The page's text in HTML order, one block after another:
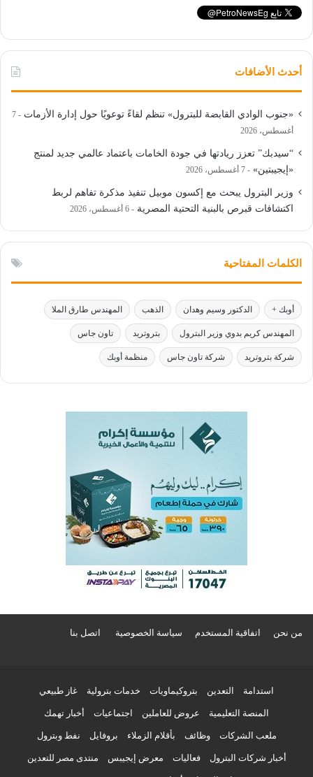
أحدث الأضافات
«جنوب الوادي القابضة للبترول» تنظم لقاءً توعويًا حول إدارة الأزمات
7
أغسطس، 2026
“سيدبك” تعزز ريادتها في جودة الخامات باعتماد عالمي جديد لمنتج
«إيجيبتين»
7 أغسطس، 2026
وزير البترول يبحث مع إكسون موبيل تنفيذ مذكرة تفاهم لربط
اكتشافات قبرص بالبنية التحتية المصرية
6 أغسطس، 2026
الكلمات المفتاحية
أوبك + الدكتور وسيم وهدان الذهب المهندس طارق الملا
المهندس كريم بدوي وزير البترول بتروتريد تاون جاس
شركة بتروتريد شركة تاون جاس منظمة أوبك
من نحن اتفاقية المستخدم سياسة الخصوصية اتصل بنا
استدامة التعدين بتروكيماويات خدمات بترولية غاز طبيعي
المنصة التعليمية عروض للعاملين اجتماعيات أخبار تهمك
ملعب الشركات وظائف بأقلام الزملاء بروفايل نفط وبترول
أخبار شركات البترول فعاليات معرض إيجيبس منتدى مصر للتعدين